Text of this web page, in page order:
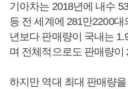
기아차는 2018년에 내수
등 전 세계에 281만2200
년보다 판매량이 국내는
며 전체적으로도 판매량이
하지만 역대 최대 판매량